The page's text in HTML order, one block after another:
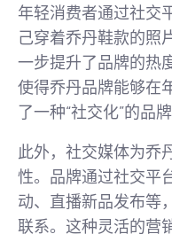
年轻消费者通过社交
己穿着乔丹鞋款的照
一步提升了品牌的热
使得乔丹品牌能够在
了一种“社交化”的品牌
此外，社交媒体为乔
性。品牌通过社交平
动、直播新品发布等
联系。这种灵活的营